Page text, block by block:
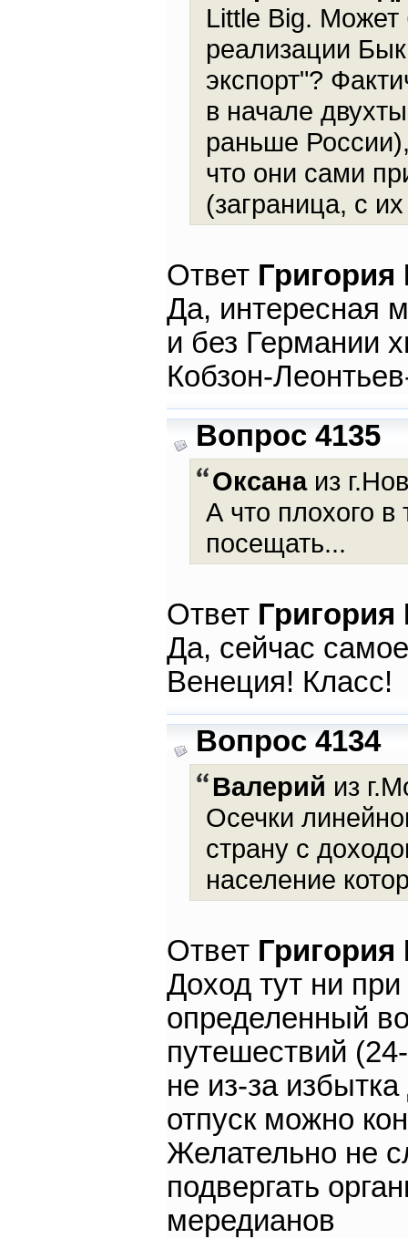
Little Big. Может
реализации
экспорт"?
в начале
раньше
что они сами
(заграница, с
Ответ
Да, интересная
и без Германии
Кобзон-
Вопрос 4135
Оксанаиз
А что плохого
посещать...
Ответ
Да, сейчас
Венеция! Класс!
Вопрос 4134
Валерий из
Осечки
страну с
население
Ответ
Доход тут ни
определенный
путешествий
не из-за
отпуск можно
Желательно не
подвергать
мередианов